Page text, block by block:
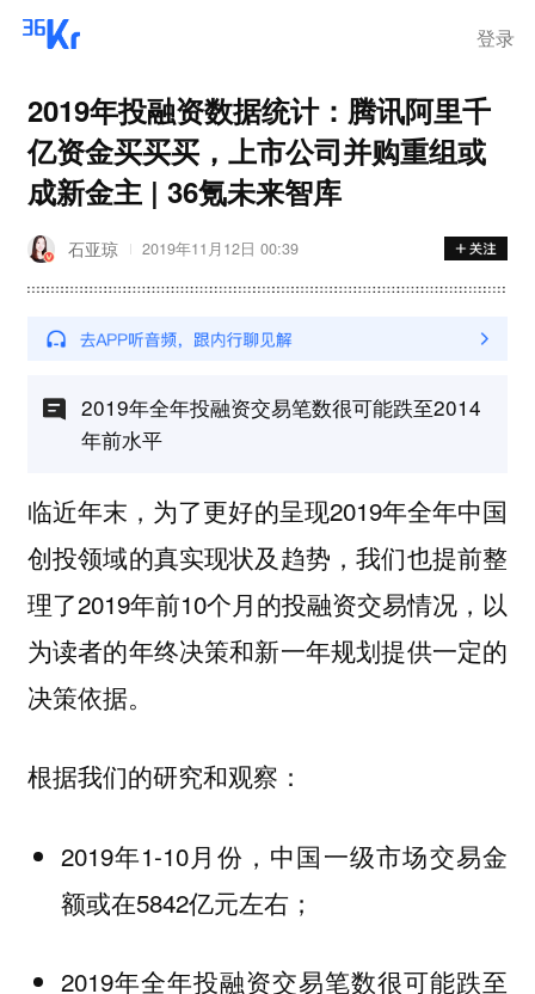
登录
2019年投融资数据统计：腾讯阿里千
亿资金买买买，上市公司并购重组或
成新金主 | 36氪未来智库
石亚琼 2019年11月12日 00:39
2019年全年投融资交易笔数很可能跌至2014
年前水平
临近年末，为了更好的呈现2019年全年中国
创投领域的真实现状及趋势，我们也提前整
理了2019年前10个月的投融资交易情况，以
为读者的年终决策和新一年规划提供一定的
决策依据。
根据我们的研究和观察：
2019年1-10月份，中国一级市场交易金
额或在5842亿元左右；
2019年全年投融资交易笔数很可能跌至